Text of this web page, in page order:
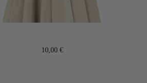
10,00 €